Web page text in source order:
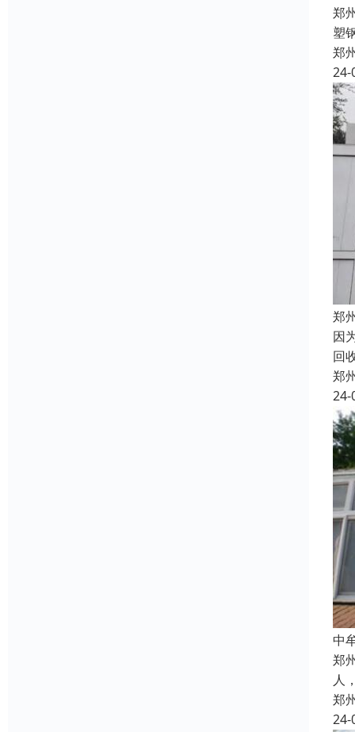
郑
塑
郑
24-
郑
因
回
郑
24-
中
郑
人
郑
24-